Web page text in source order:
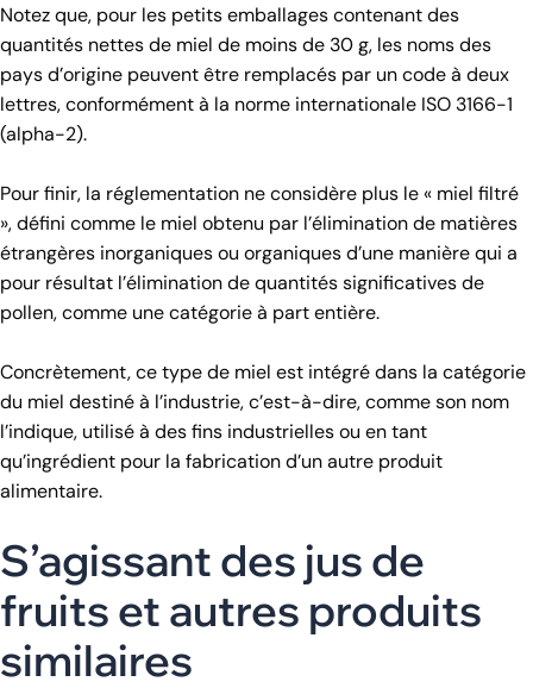
Notez que, pour les petits emballages contenant des
quantités nettes de miel de moins de 30 g, les noms des
pays d’origine peuvent être remplacés par un code à deux
lettres, conformément à la norme internationale ISO 3166-1
(alpha-2).
Pour finir, la réglementation ne considère plus le « miel filtré
», défini comme le miel obtenu par l’élimination de matières
étrangères inorganiques ou organiques d’une manière qui a
pour résultat l’élimination de quantités significatives de
pollen, comme une catégorie à part entière.
Concrètement, ce type de miel est intégré dans la catégorie
du miel destiné à l’industrie, c’est-à-dire, comme son nom
l’indique, utilisé à des fins industrielles ou en tant
qu’ingrédient pour la fabrication d’un autre produit
alimentaire.
S’agissant des jus de
fruits et autres produits
similaires